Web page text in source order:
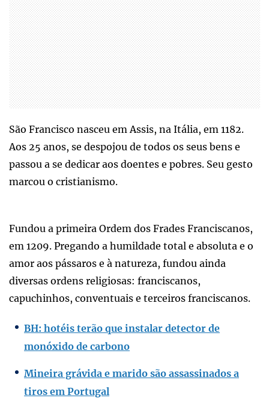
São Francisco nasceu em Assis, na Itália, em 1182.
Aos 25 anos, se despojou de todos os seus bens e
passou a se dedicar aos doentes e pobres. Seu gesto
marcou o cristianismo.
Fundou a primeira Ordem dos Frades Franciscanos,
em 1209. Pregando a humildade total e absoluta e o
amor aos pássaros e à natureza, fundou ainda
diversas ordens religiosas: franciscanos,
capuchinhos, conventuais e terceiros franciscanos.
BH: hotéis terão que instalar detector de
monóxido de carbono
Mineira grávida e marido são assassinados a
tiros em Portugal